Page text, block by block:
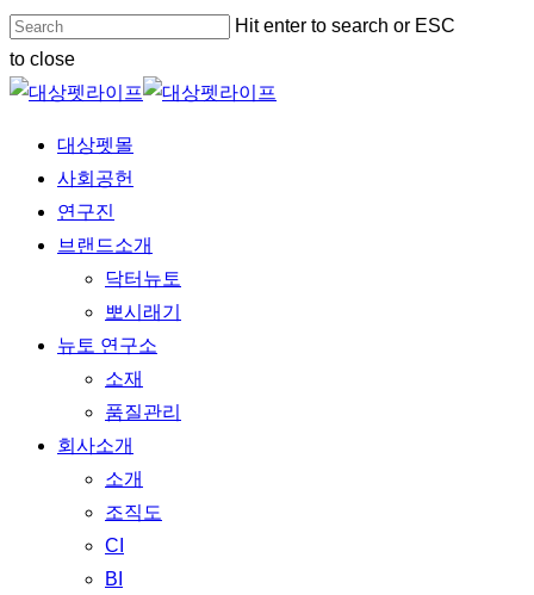
Skip
to
main
Hit enter to search or ESC
to close
Close
Menu 대상펫몰
사회공헌
연구진
브랜드소개
닥터뉴토
뽀시래기
뉴토 연구소
소재
품질관리
회사소개
소개
조직도
CI
BI